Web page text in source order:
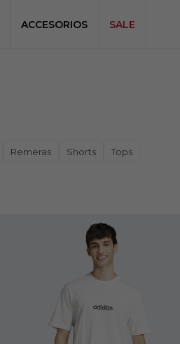
ACCESORIOS SALE
Remeras Shorts Tops